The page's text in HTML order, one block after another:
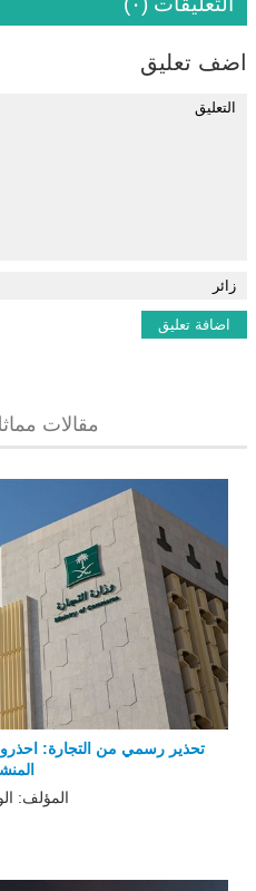
اضف تعليق
مقالات
تحذير رسمي من التجارة:
المؤلف: